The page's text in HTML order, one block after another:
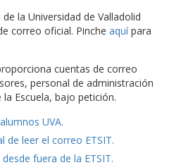
la Universidad de Valladolid
correo oficial. Pinche aquípara
cuentas de correo
personal de administración
Escuela, bajo petición.
UVA.
de leer el correo ETSIT.
fuera de la ETSIT.